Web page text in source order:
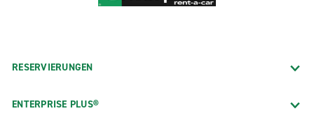
RESERVIERUNGEN
ENTERPRISE PLUS®